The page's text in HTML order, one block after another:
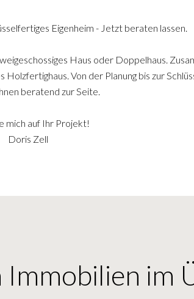
Eigenheim - Jetzt beraten lassen.
Haus oder Doppelhaus.
Von der Planung bis zur
beratend zur Seite.
mich auf Ihr Projekt!
Doris Zell
im